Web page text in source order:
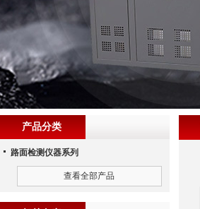
产品分类
路面检测仪器系列
查看全部产品